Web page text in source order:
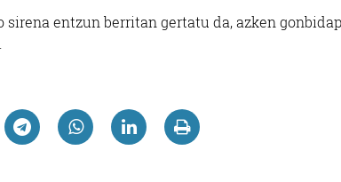
entzun berritan gertatu da, azken